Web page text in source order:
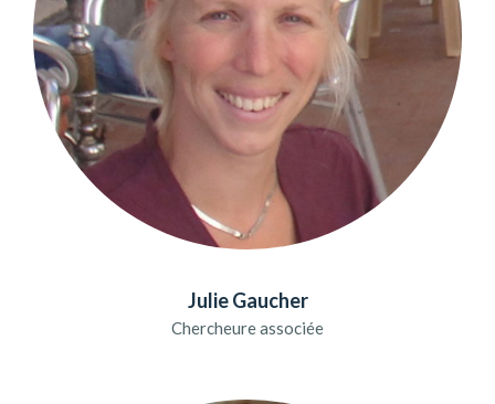
Julie Gaucher
Chercheure associée